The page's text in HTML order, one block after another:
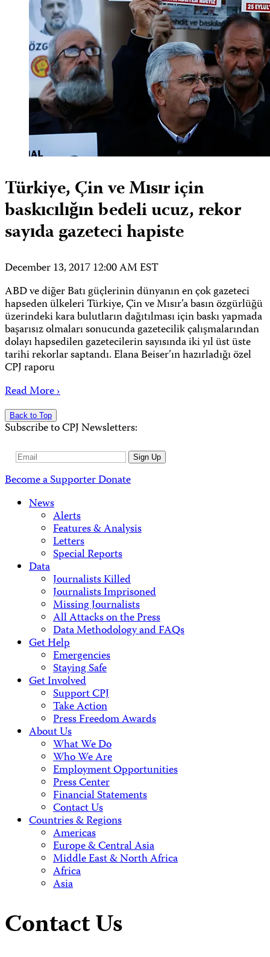
Türkiye, Çin ve Mısır için
baskıcılığın bedeli ucuz, rekor
sayıda gazeteci hapiste
December 13, 2017 12:00 AM EST
ABD ve diğer Batı güçlerinin dünyanın en çok gazeteci
hapseden ülkeleri Türkiye, Çin ve Mısır’a basın özgürlüğü
üzerindeki kara bulutların dağıtılması için baskı yapmada
başarısız olmaları sonucunda gazetecilik çalışmalarından
dolayı hapsedilen gazetecilerin sayısında iki yıl üst üste
tarihi rekorlar saptandı. Elana Beiser’ın hazırladığı özel
CPJ raporu
Read More ›
Back to Top
Subscribe to CPJ Newsletters:
Email
Sign Up
Become a SupporterDonate
News
Alerts
Features & Analysis
Letters
Special Reports
Data
Journalists Killed
Journalists Imprisoned
Missing Journalists
All Attacks on the Press
Data Methodology and FAQs
Get Help
Emergencies
Staying Safe
Get Involved
Support CPJ
Take Action
Press Freedom Awards
About Us
What We Do
Who We Are
Employment Opportunities
Press Center
Financial Statements
Contact Us
Countries & Regions
Americas
Europe & Central Asia
Middle East & North Africa
Africa
Asia
Contact Us